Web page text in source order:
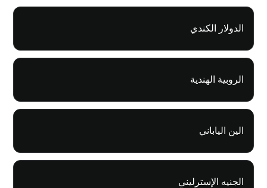
الدولار الكندي
الروبية الهندية
الين الياباني
الجنيه الإسترليني